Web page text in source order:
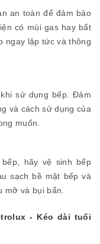
an toàn để đảm bảo
có mùi gas hay bất
ngay lập tức và thông
sử dụng bếp. Đảm
và cách sử dụng của
muốn.
hãy vệ sinh bếp
sạch bề mặt bếp và
mỡ và bụi bẩn.
- Kéo dài tuổi